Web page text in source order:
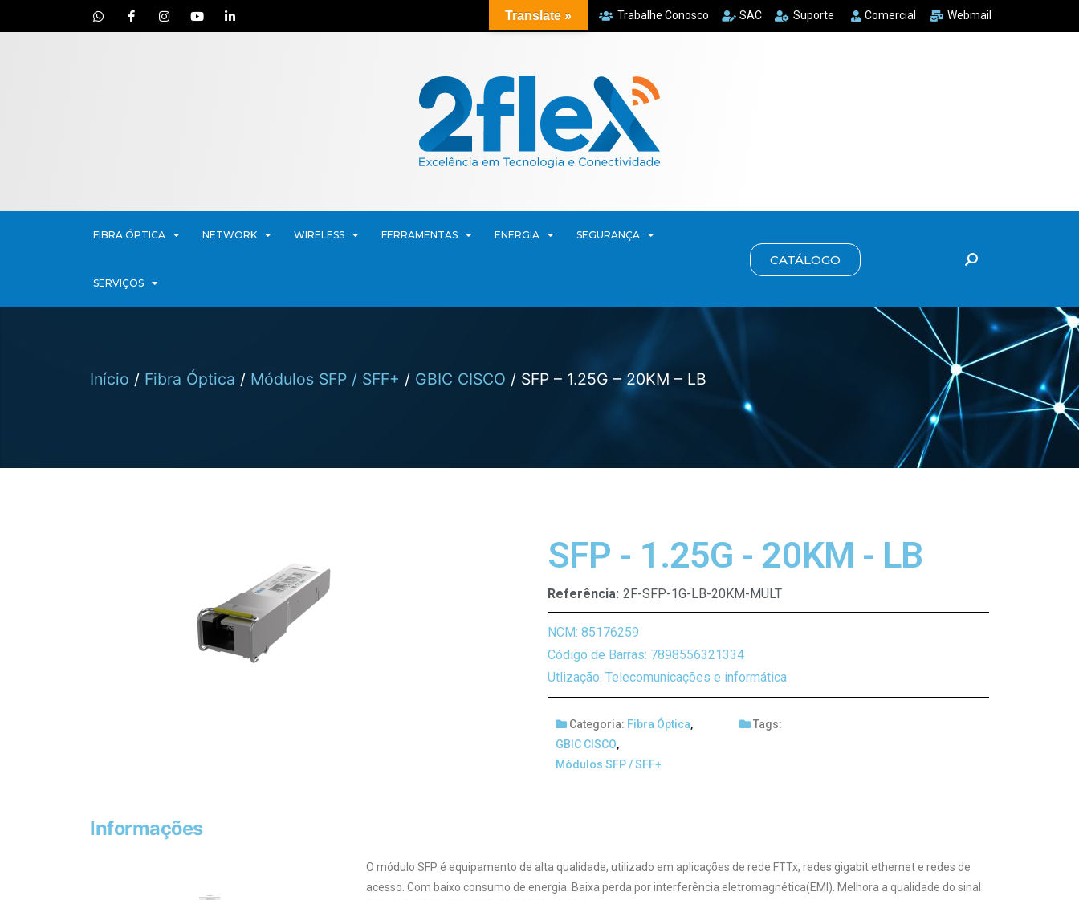
Trabalhe Conosco SAC Suporte Comercial Webmail
FIBRA ÓPTICA NETWORK WIRELESS FERRAMENTAS ENERGIA SEGURANÇA
SERVIÇOS
CATÁLOGO
Início / Fibra Óptica / Módulos SFP / SFF+ / GBIC CISCO / SFP – 1.25G – 20KM – LB
SFP - 1.25G - 20KM - LB
Referência: 2F-SFP-1G-LB-20KM-MULT
NCM: 85176259
Código de Barras: 7898556321334
Utlização: Telecomunicações e informática
Categoria: Fibra Óptica,
GBIC CISCO,
Módulos SFP / SFF+
Tags:
Informações
O módulo SFP é equipamento de alta qualidade, utilizado em aplicações de rede FTTx, redes gigabit ethernet e redes de
acesso. Com baixo consumo de energia. Baixa perda por interferência eletromagnética(EMI). Melhora a qualidade do sinal
Translate »